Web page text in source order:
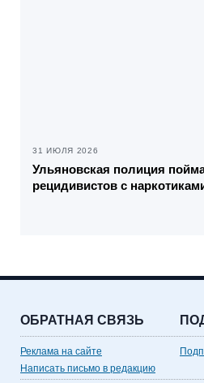
31 ИЮЛЯ 2026
Ульяновская полиция
рецидивистов с
ОБРАТНАЯ СВЯЗЬ
Реклама на сайте
Написать письмо в редакцию